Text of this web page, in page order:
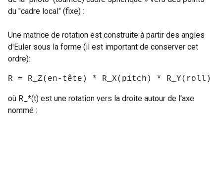
du "cadre local" (fixe) :
Une matrice de rotation est construite à partir des angles
d'Euler sous la forme (il est important de conserver cet
ordre):
R = R_Z(en-tête) * R_X(pitch) * R_Y(roll)
où R_*(t) est une rotation vers la droite autour de l'axe
nommé :